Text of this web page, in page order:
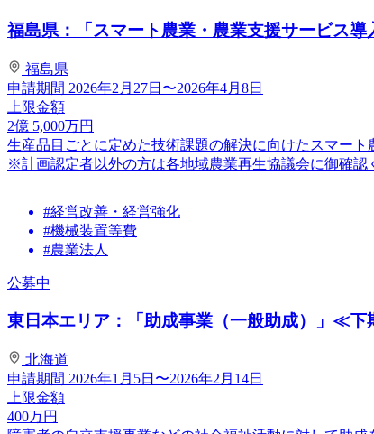
福島県：「スマート農業・農業支援サービス導
福島県
申請期間 2026年2月27日〜2026年4月8日
上限金額
2億 5,000万円
生産品目ごとに定めた技術課題の解決に向けたスマー
※計画認定者以外の方は各地域農業再生協議会に御確認
#経営改善・経営強化
#機械装置等費
#農業法人
公募中
東日本エリア：「助成事業（一般助成）」≪下
北海道
申請期間 2026年1月5日〜2026年2月14日
上限金額
400万円